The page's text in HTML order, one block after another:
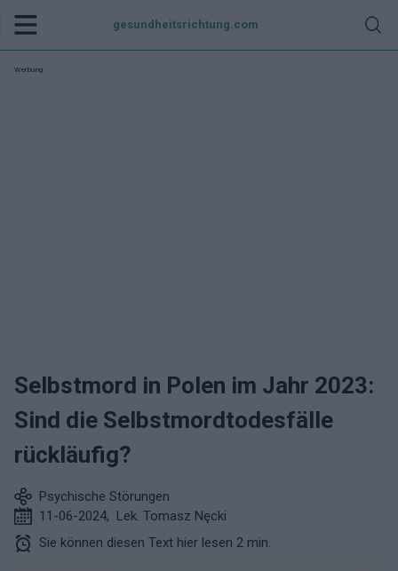
gesundheitsrichtung.com
Werbung:
Selbstmord in Polen im Jahr 2023:
Sind die Selbstmordtodesfälle
rückläufig?
Psychische Störungen
11-06-2024, Lek. Tomasz Nęcki
Sie können diesen Text hier lesen 2 min.